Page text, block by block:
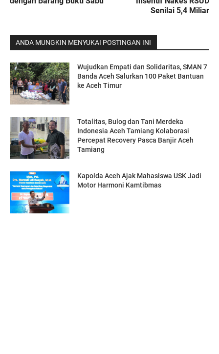
Senilai 5,4 Miliar
ANDA MUNGKIN MENYUKAI POSTINGAN INI
Wujudkan Empati dan Solidaritas, SMAN 7
Banda Aceh Salurkan 100 Paket Bantuan
ke Aceh Timur
Totalitas, Bulog dan Tani Merdeka
Indonesia Aceh Tamiang Kolaborasi
Percepat Recovery Pasca Banjir Aceh
Tamiang
Kapolda Aceh Ajak Mahasiswa USK Jadi
Motor Harmoni Kamtibmas